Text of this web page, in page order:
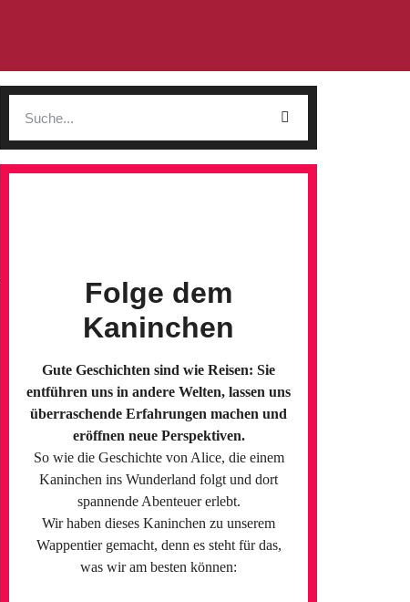
Folge dem
Kaninchen
Gute Geschichten sind wie Reisen: Sie
entführen uns in andere Welten, lassen uns
überraschende Erfahrungen machen und
eröffnen neue Perspektiven.
So wie die Geschichte von Alice, die einem
Kaninchen ins Wunderland folgt und dort
spannende Abenteuer erlebt.
Wir haben dieses Kaninchen zu unserem
Wappentier gemacht, denn es steht für das,
was wir am besten können: